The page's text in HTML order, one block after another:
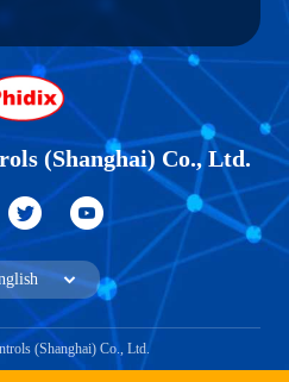
(Shanghai) Co., Ltd.
(Shanghai) Co., Ltd.